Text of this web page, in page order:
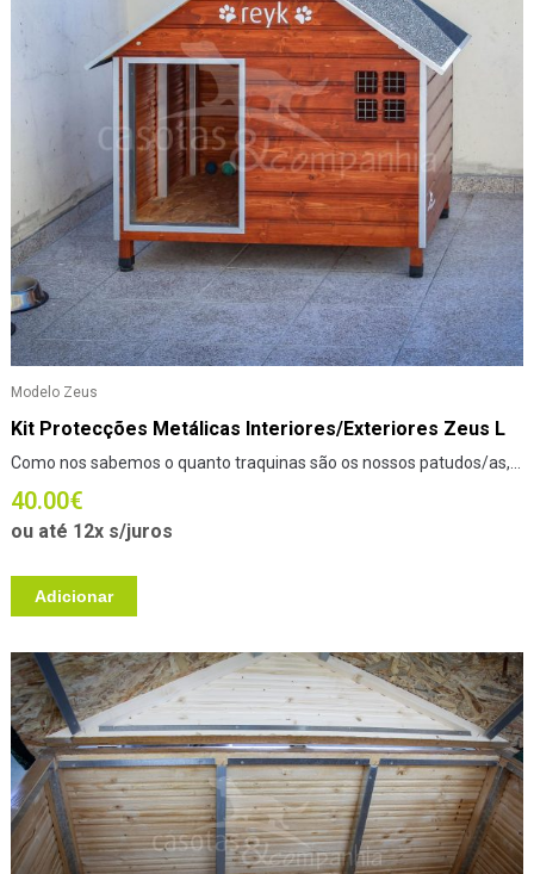
Modelo Zeus
Kit Protecções Metálicas Interiores/Exteriores Zeus L
Como nos sabemos o quanto traquinas são os nossos patudos/as,...
40.00€
ou até 12x s/juros
Adicionar